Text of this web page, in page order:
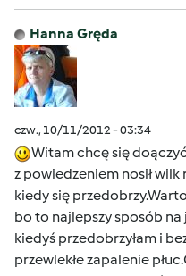
Hanna Gręda
czw., 10/11/2012 - 03:34
Witam chcę się
z powiedzeniem nosił
kiedy się
bo to najlepszy sposób na
kiedyś przedobrzyłam i
przewlekłe zapalenie